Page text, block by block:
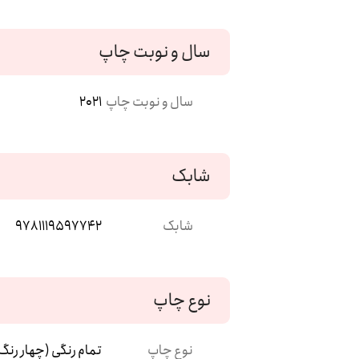
سال و نوبت چاپ
سال و نوبت چاپ 2021
شابک
شابک 9781119597742
نوع چاپ
نوع چاپ تمام رنگی (چهار